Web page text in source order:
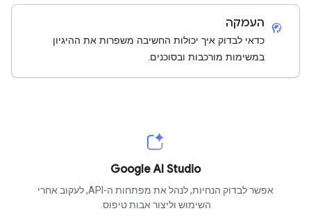
cognition_2 העמקה
כדאי לבדוק איך יכולות החשיבה משפרות את ההיגיון
במשימות מורכבות ובסוכנים.
Google AI Studio
אפשר לבדוק הנחיות, לנהל את מפתחות ה-API, לעקוב אחרי
השימוש וליצור אבות טיפוס.